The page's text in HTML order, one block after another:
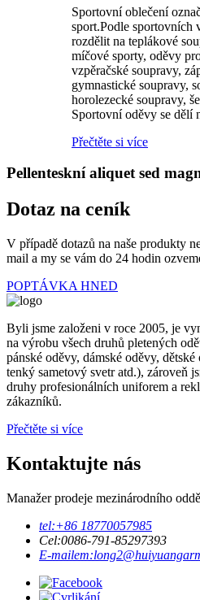
Sportovní oblečení
sport.Podle sportovních
rozdělit na teplákové
míčové sporty, oděvy
vzpěračské soupravy,
gymnastické soupravy,
horolezecké soupravy,
Sportovní oděvy se dělí
Přečtěte si více
Pellenteskní aliquet sed
Dotaz na ceník
V případě dotazů na naše produkty
mail a my se vám do 24 hodin
POPTÁVKA HNED
Byli jsme založeni v roce 2005, je
na výrobu všech druhů pletených
pánské oděvy, dámské oděvy,
tenký sametový svetr atd.), zároveň
druhy profesionálních uniforem a
zákazníků.
Přečtěte si více
Kontaktujte nás
Manažer prodeje mezinárodního
tel:+86 18770057985
Cel:0086-791-85297393
E-mailem: